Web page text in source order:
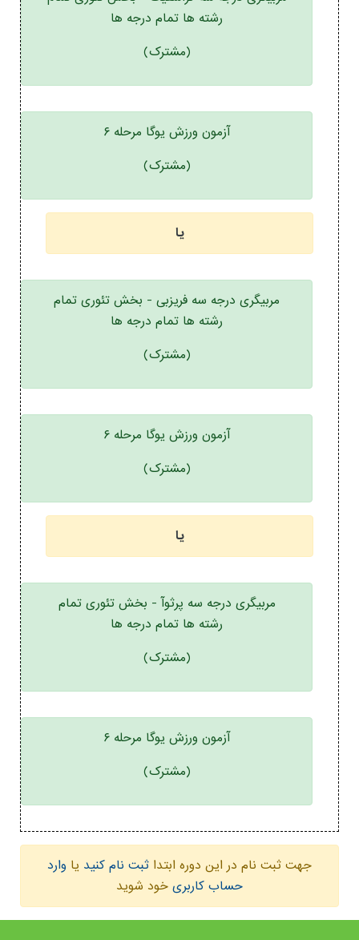
رشته ها تمام درجه ها
(مشترک)
آزمون ورزش یوگا مرحله ۶
(مشترک)
یا
مربیگری درجه سه فریزبی - بخش تئوری تمام
رشته ها تمام درجه ها
(مشترک)
آزمون ورزش یوگا مرحله ۶
(مشترک)
یا
مربیگری درجه سه پرثوآ - بخش تئوری تمام
رشته ها تمام درجه ها
(مشترک)
آزمون ورزش یوگا مرحله ۶
(مشترک)
جهت ثبت نام در این دوره ابتدا ثبت نام کنید یا وارد
حساب کاربری خود شوید